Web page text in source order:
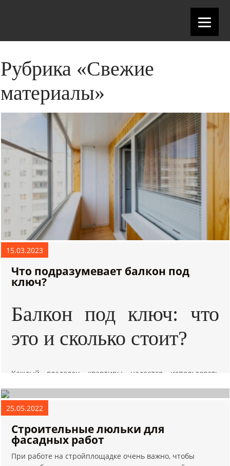
Рубрика «Свежие
материалы»
15.03.2023
Что подразумевает балкон под
ключ?
Балкон под ключ: что
это и сколько стоит?
Каждый владелец квартиры надеется использовать
внимание всегда уделяется к балкону. При грамотном
подходе можно использовать это пространство даже как
жилое помещение.
Читать дальше...
25.05.2022
Строительные люльки для
фасадных работ
При работе на стройплощадке очень важно, чтобы